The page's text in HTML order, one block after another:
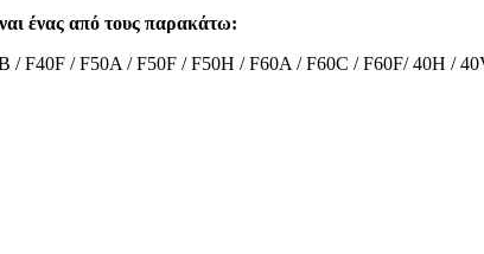
ένας από τους παρακάτω:
/ F50A / F50F / F50H / F60A / F60C / F60F/ 40H /